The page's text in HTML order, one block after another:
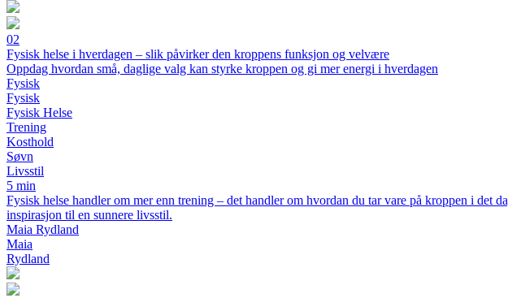
02
Fysisk helse i hverdagen – slik påvirker den kroppens funksjon og velvære
Oppdag hvordan små, daglige valg kan styrke kroppen og gi mer energi i hverdagen
Fysisk
Fysisk
Fysisk Helse
Trening
Kosthold
Søvn
Livsstil
5 min
Fysisk helse handler om mer enn trening – det handler om hvordan du tar vare på kroppen i
inspirasjon til en sunnere livsstil.
Maia Rydland
Maia
Rydland